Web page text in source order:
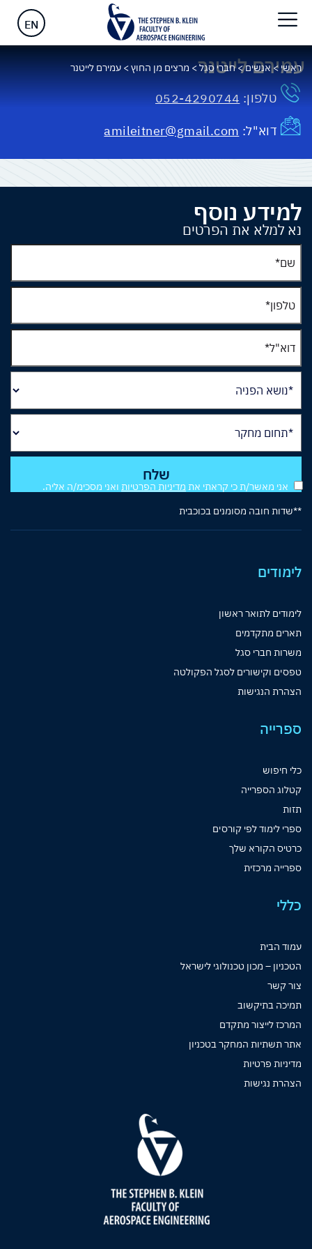
EN
ראשי >אנשים>חברי סגל> מרצים מן החוץ> עמירם לייטנר עמירם לייטנר
טלפון:052-4290744
דוא"ל: amileitner@gmail.com
למידע נוסף
נא למלא את הפרטים
אני מאשר/ת כי קראתי את מדיניות הפרטיות
ואני מסכימ/ה אליה.
**שדות חובה מסומנים בכוכבית
לימודים
לימודים לתואר ראשון
תארים מתקדמים
משרות חברי סגל
טפסים וקישורים לסגל הפקולטה
הצהרת הנגישות
ספרייה
כלי חיפוש
קטלוג הספרייה
תזות
ספרי לימוד לפי קורסים
כרטיס הקורא שלך
ספרייה מרכזית
כללי
עמוד הבית
הטכניון – מכון טכנולוגי לישראל
צור קשר
תמיכה בתיקשוב
המרכז לייצור מתקדם
אתר תשתיות המחקר בטכניון
מדיניות פרטיות
הצהרת נגישות